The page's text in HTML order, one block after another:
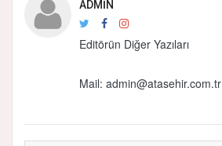
ADMIN
Editörün Diğer Yazıları
Mail: admin@atasehir.com.tr